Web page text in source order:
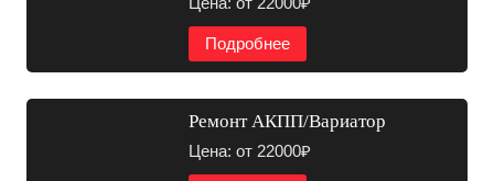
Подробнее
Ремонт АКПП/Вариатор
Цена: от 22000₽